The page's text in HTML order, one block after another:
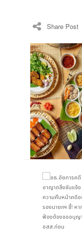
Share Post